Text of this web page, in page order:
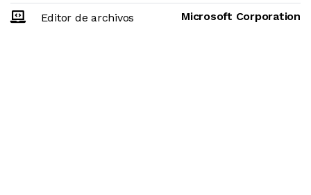
Editor de archivos Microsoft Corporation